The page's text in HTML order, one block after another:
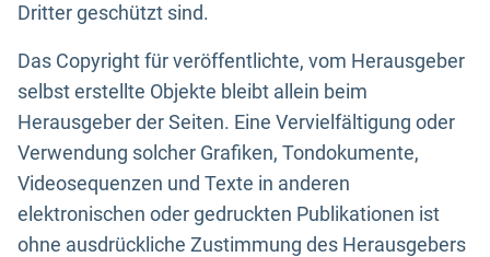
Dritter geschützt sind.
Das Copyright für veröffentlichte, vom Herausgeber
selbst erstellte Objekte bleibt allein beim
Herausgeber der Seiten. Eine Vervielfältigung oder
Verwendung solcher Grafiken, Tondokumente,
Videosequenzen und Texte in anderen
elektronischen oder gedruckten Publikationen ist
ohne ausdrückliche Zustimmung des Herausgebers